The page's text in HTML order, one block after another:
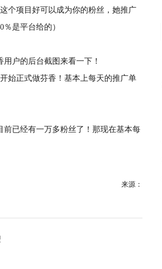
个项目好可以成为你的粉丝，她推广
是平台给的）
户的后台截图来看一下！
始正式做芬香！基本上每天的推广单
已经有一万多粉丝了！那现在基本每
来源：